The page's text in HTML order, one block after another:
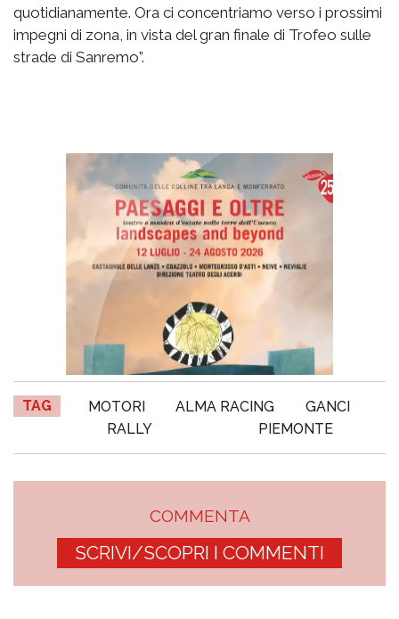
quotidianamente. Ora ci concentriamo verso i prossimi
impegni di zona, in vista del gran finale di Trofeo sulle
strade di Sanremo”.
TAG MOTORI ALMA RACING
GANCI
RALLY
PIEMONTE
COMMENTA
SCRIVI/SCOPRI I COMMENTI